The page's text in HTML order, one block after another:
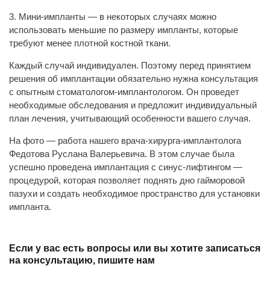
3. Мини-импланты — в некоторых случаях можно
использовать меньшие по размеру импланты, которые
требуют менее плотной костной ткани.
Каждый случай индивидуален. Поэтому перед принятием
решения об имплантации обязательно нужна консультация
с опытным стоматологом-имплантологом. Он проведет
необходимые обследования и предложит индивидуальный
план лечения, учитывающий особенности вашего случая.
На фото — работа нашего врача-хирурга-имплантолога
Федотова Руслана Валерьевича. В этом случае была
успешно проведена имплантация с синус-лифтингом —
процедурой, которая позволяет поднять дно гайморовой
пазухи и создать необходимое пространство для установки
импланта.
Если у вас есть вопросы или вы хотите записаться
на консультацию, пишите нам